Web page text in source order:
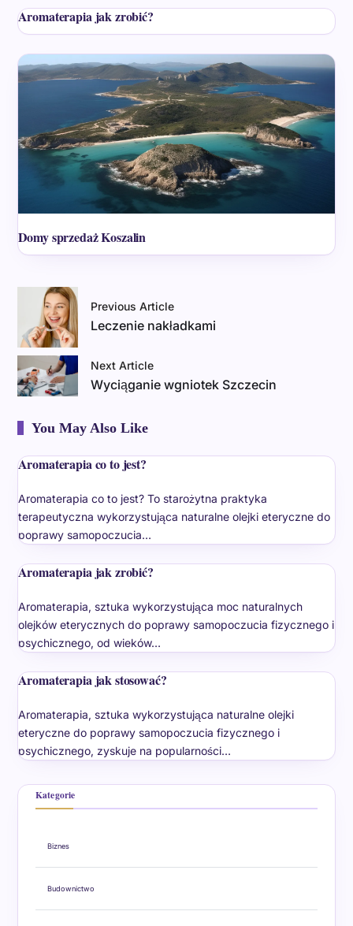
Aromaterapia jak zrobić?
Domy sprzedaż Koszalin
Previous Article
Leczenie nakładkami
Next Article
Wyciąganie wgniotek Szczecin
You May Also Like
Aromaterapia co to jest?
Aromaterapia co to jest? To starożytna praktyka
terapeutyczna wykorzystująca naturalne olejki eteryczne do
poprawy samopoczucia…
Aromaterapia jak zrobić?
Aromaterapia, sztuka wykorzystująca moc naturalnych
olejków eterycznych do poprawy samopoczucia fizycznego i
psychicznego, od wieków…
Aromaterapia jak stosować?
Aromaterapia, sztuka wykorzystująca naturalne olejki
eteryczne do poprawy samopoczucia fizycznego i
psychicznego, zyskuje na popularności…
Kategorie
Biznes
Budownictwo